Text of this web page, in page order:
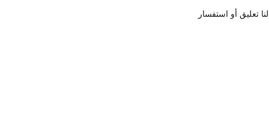
تعليق أو استفسار